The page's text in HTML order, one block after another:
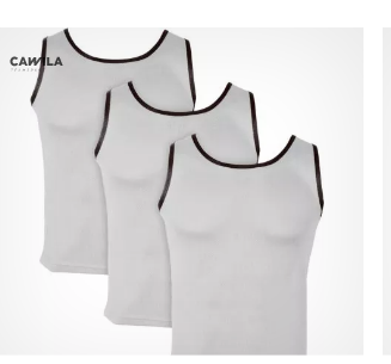
S L XL XXL